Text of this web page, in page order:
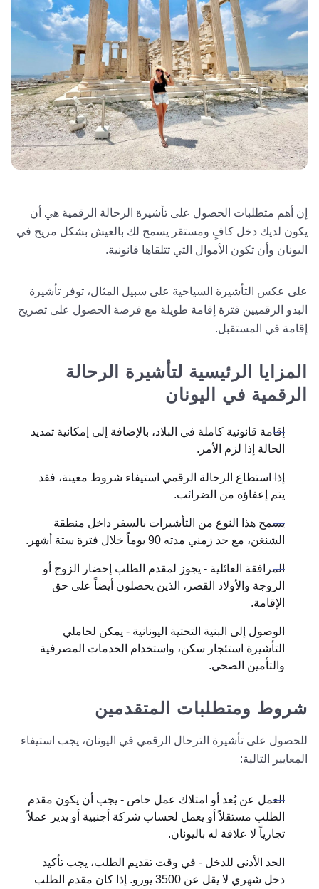
إن أهم متطلبات الحصول على تأشيرة الرحالة الرقمية هي أن
يكون لديك دخل كافٍ ومستقر يسمح لك بالعيش بشكل مريح في
اليونان وأن تكون الأموال التي تتلقاها قانونية.
على عكس التأشيرة السياحية على سبيل المثال، توفر تأشيرة
البدو الرقميين فترة إقامة طويلة مع فرصة الحصول على تصريح
إقامة في المستقبل.
المزايا الرئيسية لتأشيرة الرحالة
الرقمية في اليونان
إقامة قانونية كاملة في البلاد، بالإضافة إلى إمكانية تمديد
الحالة إذا لزم الأمر.
إذا استطاع الرحالة الرقمي استيفاء شروط معينة، فقد
يتم إعفاؤه من الضرائب.
يسمح هذا النوع من التأشيرات بالسفر داخل منطقة
الشنغن، مع حد زمني مدته 90 يوماً خلال فترة ستة أشهر.
المرافقة العائلية - يجوز لمقدم الطلب إحضار الزوج أو
الزوجة والأولاد القصر، الذين يحصلون أيضاً على حق
الإقامة.
الوصول إلى البنية التحتية اليونانية - يمكن لحاملي
التأشيرة استئجار سكن، واستخدام الخدمات المصرفية
والتأمين الصحي.
شروط ومتطلبات المتقدمين
للحصول على تأشيرة الترحال الرقمي في اليونان، يجب استيفاء
المعايير التالية:
العمل عن بُعد أو امتلاك عمل خاص - يجب أن يكون مقدم
الطلب مستقلاً أو يعمل لحساب شركة أجنبية أو يدير عملاً
تجارياً لا علاقة له باليونان.
الحد الأدنى للدخل - في وقت تقديم الطلب، يجب تأكيد
دخل شهري لا يقل عن 3500 يورو. إذا كان مقدم الطلب